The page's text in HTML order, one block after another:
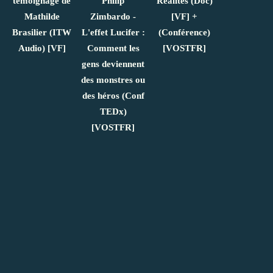
Mathilde
Brasilier (ITW
Audio) [VF]
Zimbardo -
L'effet Lucifer :
Comment les
gens deviennent
des monstres ou
des héros (Conf
TEDx)
[VOSTFR]
[VF] +
(Conférence)
[VOSTFR]